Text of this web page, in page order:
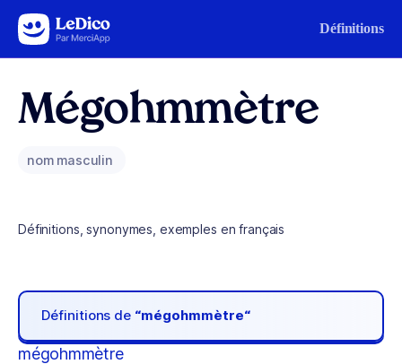
Aller au contenu Définitions
Mégohmmètre
nom masculin
Définitions, synonymes, exemples en français
Définitions de “mégohmmètre“
mégohmmètre